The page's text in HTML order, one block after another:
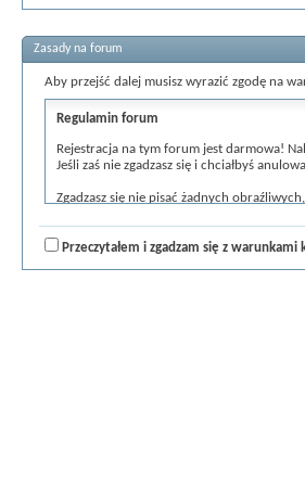
Zasady na forum
Aby przejść dalej musisz wyrazić zgodę na
Regulamin forum
Rejestracja na tym forum jest darmowa!
Jeśli zaś nie zgadzasz się i chciałbyś
Zgadzasz się nie pisać żadnych
webmaster, administrator i moderatorzy
które wpiszesz będą przechowywane w
Przeczytałem i zgadzam się z warunkami